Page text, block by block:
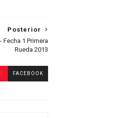
Posterior
1 Primera
Rueda 2013
FACEBOOK